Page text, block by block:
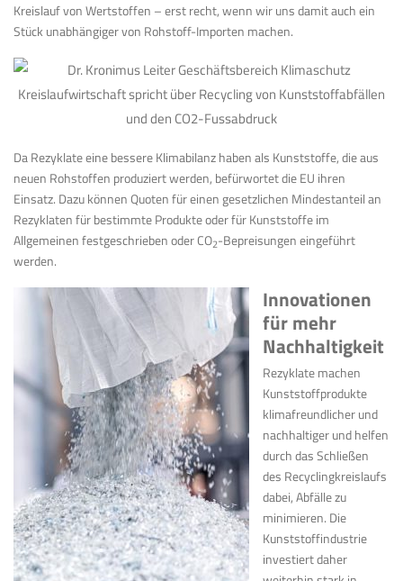
Kreislauf von Wertstoffen – erst recht, wenn wir uns damit auch ein
Stück unabhängiger von Rohstoff-Importen machen.
Da Rezyklate eine bessere Klimabilanz haben als Kunststoffe, die aus
neuen Rohstoffen produziert werden, befürwortet die EU ihren
Einsatz. Dazu können Quoten für einen gesetzlichen Mindestanteil an
Rezyklaten für bestimmte Produkte oder für Kunststoffe im
Allgemeinen festgeschrieben oder CO2-Bepreisungen eingeführt
werden.
Innovationen
für mehr
Nachhaltigkeit
Rezyklate machen
Kunststoffprodukte
klimafreundlicher und
nachhaltiger und helfen
durch das Schließen
des Recyclingkreislaufs
dabei, Abfälle zu
minimieren. Die
Kunststoffindustrie
investiert daher